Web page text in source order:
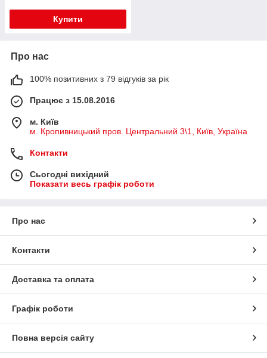
Купити
Про нас
100% позитивних з 79 відгуків за рік
Працює з 15.08.2016
м. Київ
м. Кропивницький пров. Центральний 3\1, Київ, Україна
Контакти
Сьогодні вихідний
Показати весь графік роботи
Про нас
Контакти
Доставка та оплата
Графік роботи
Повна версія сайту